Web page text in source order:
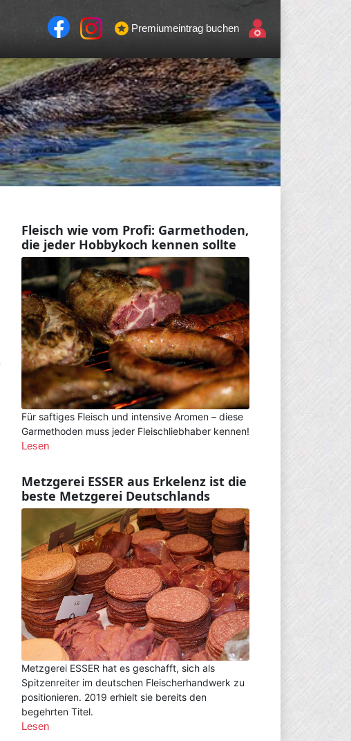
Premiumeintrag buchen
Fleisch wie vom Profi: Garmethoden,
die jeder Hobbykoch kennen sollte
Für saftiges Fleisch und intensive Aromen – diese
Garmethoden muss jeder Fleischliebhaber kennen!
Lesen
Metzgerei ESSER aus Erkelenz ist die
beste Metzgerei Deutschlands
Metzgerei ESSER hat es geschafft, sich als
Spitzenreiter im deutschen Fleischerhandwerk zu
positionieren. 2019 erhielt sie bereits den
begehrten Titel.
Lesen